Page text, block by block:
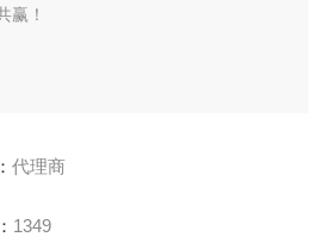
赢！
代理商
1349